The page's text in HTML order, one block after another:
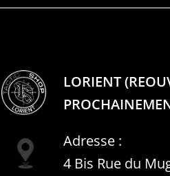
LORIENT
Adresse :
4 Bis Rue du